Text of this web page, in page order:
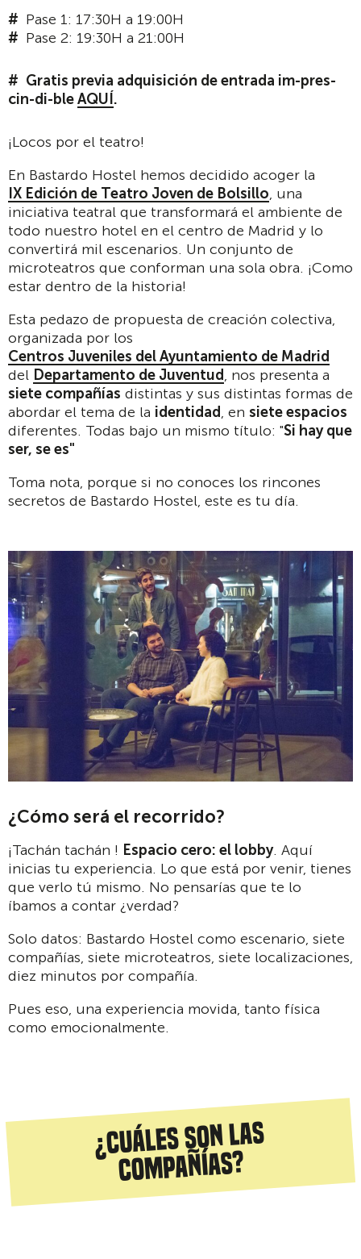
Pase 1: 17:30H a 19:00H
Pase 2: 19:30H a 21:00H
Gratis previa adquisición de entrada im-pres-
cin-di-bleAQUÍ .
¡Locos por el teatro!
En Bastardo Hostel hemos decidido acoger la
IX Edición de Teatro Joven de Bolsillo, una
iniciativa teatral que transformará el ambiente de
todo nuestro hotel en el centro de Madrid y lo
convertirá mil escenarios. Un conjunto de
microteatros que conforman una sola obra. ¡Como
estar dentro de la historia!
Esta pedazo de propuesta de creación colectiva,
organizada por los
Centros Juveniles del Ayuntamiento de Madrid
del Departamento de Juventud, nos presenta a
siete compañías distintas y sus distintas formas de
abordar el tema de la identidad, en siete espacios
diferentes. Todas bajo un mismo título: "Si hay que
ser, se es"
Toma nota, porque si no conoces los rincones
secretos de Bastardo Hostel, este es tu día.
¿Cómo será el recorrido?
¡Tachán tachán ! Espacio cero: el lobby. Aquí
inicias tu experiencia. Lo que está por venir, tienes
que verlo tú mismo. No pensarías que te lo
íbamos a contar ¿verdad?
Solo datos: Bastardo Hostel como escenario, siete
compañías, siete microteatros, siete localizaciones,
diez minutos por compañía.
Pues eso, una experiencia movida, tanto física
como emocionalmente.
¿Cuáles son las
compañías?